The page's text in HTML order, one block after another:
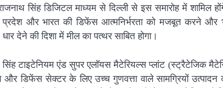
सिंह डिजिटल माध्यम से दिल्ली से इस समारोह में शामिल
और भारत की डिफेंस आत्मनिर्भरता को मजबूत करने और
देने की दिशा में मील का पत्थर साबित होगा।
टाइटेनियम एंड सुपर एलॉयस मैटेरियल्स प्लांट (स्ट्रैटेजिक
डिफेंस सेक्टर के लिए उच्च गुणवत्ता वाले सामग्रियों उत्पादन